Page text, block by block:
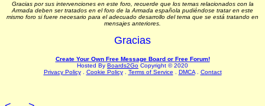
Gracias por sus intervenciones en este foro, recuerde que los temas relacionados con la
Armada deben ser tratados en el foro de la Armada española pudiéndose tratar en este
mismo foro si fuere necesario para el adecuado desarrollo del tema que se está tratando en
mensajes anteriores.
Gracias
Create Your Own Free Message Board or Free Forum!
Hosted By Boards2Go Copyright © 2020
Privacy Policy. Cookie Policy. Terms of Service DMCA. Contact